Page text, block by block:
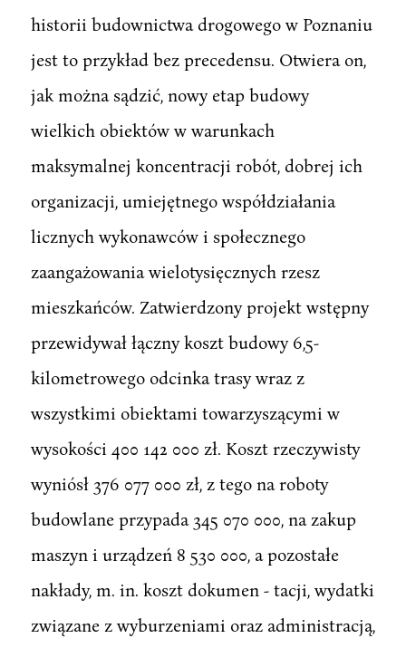
historii budownictwa drogowego w Poznaniu
jest to przykład bez precedensu. Otwiera on,
jak można sądzić, nowy etap budowy
wielkich obiektów w warunkach
maksymalnej koncentracji robót, dobrej ich
organizacji, umiejętnego współdziałania
licznych wykonawców i społecznego
zaangażowania wielotysięcznych rzesz
mieszkańców. Zatwierdzony projekt wstępny
przewidywał łączny koszt budowy 6,5-
kilometrowego odcinka trasy wraz z
wszystkimi obiektami towarzyszącymi w
wysokości 400 142 000 zł. Koszt rzeczywisty
wyniósł 376 077 000 zł, z tego na roboty
budowlane przypada 345 070 000, na zakup
maszyn i urządzeń 8 530 000, a pozostałe
nakłady, m. in. koszt dokumen - tacji, wydatki
związane z wyburzeniami oraz administracją,